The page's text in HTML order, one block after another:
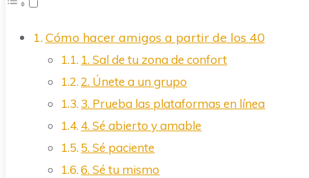
Cómo hacer amigos a partir de los 40
1. Sal de tu zona de confort
2. Únete a un grupo
3. Prueba las plataformas en línea
4. Sé abierto y amable
5. Sé paciente
6. Sé tu mismo